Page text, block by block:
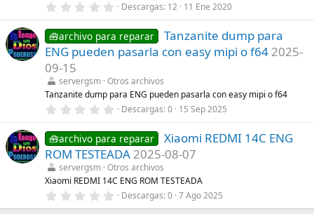
a
(
s
)
0
0
e
s
e
l
a
(
s
)
Descargas 12 11 Ene 2020
🧰archivo para reparar
Tanzanite dump para
ENG pueden pasarla con easy mipi o f64 2025-
09-15
servergsm Otros archivos
Tanzanite dump para ENG pueden pasarla con easy mipi o f64
0
0
e
s
t
r
e
l
Descargas 0 15 Sep 2025
🧰archivo para reparar
Xiaomi REDMI 14C ENG
ROM TESTEADA 2025-08-07
servergsm Otros archivos
Xiaomi REDMI 14C ENG ROM TESTEADA
0 Descargas 0 7 Ago 2025